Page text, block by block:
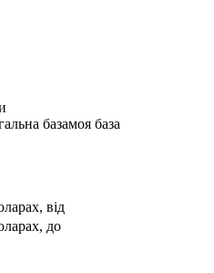
базамоя база
від
до